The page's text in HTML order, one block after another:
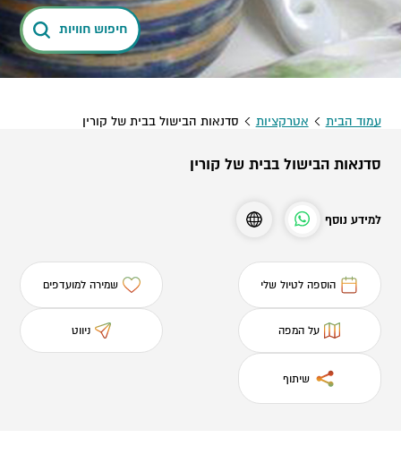
חיפוש חוויות
עמוד הבית אטרקציות סדנאות הבישול בבית של קורין
סדנאות הבישול בבית של קורין
למידע נוסף
הוספה לטיול שלי שמירה למועדפים
על המפה ניווט
שיתוף